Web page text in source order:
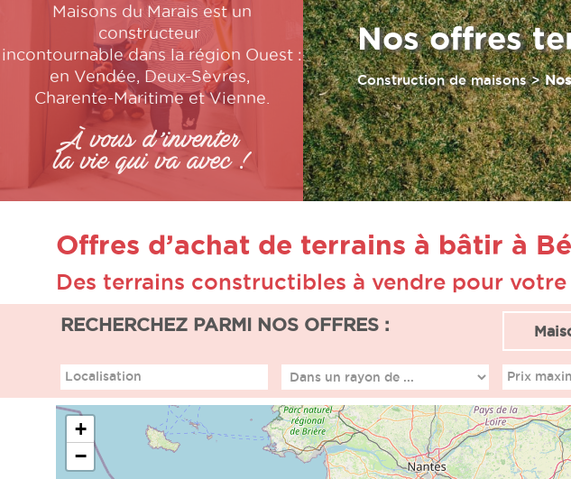
Maisons du Marais est un
constructeur
incontournable dans la région Ouest :
en Vendée, Deux-Sèvres,
Charente-Maritime et Vienne.
À vous d’inventer
la vie qui va avec !
Nos offres
Construction de maisons>
Offres d’achat de terrains à bâtir à
Des terrains constructibles à vendre pour
RECHERCHEZ PARMI NOS OFFRES :
Localisation Prix
+
−